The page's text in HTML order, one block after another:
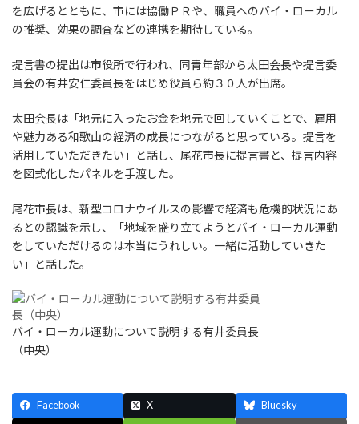
を広げるとともに、市には協働ＰＲや、職員へのバイ・ローカル
の推奨、効果の調査などの連携を期待している。
提言書の提出は市役所で行われ、同青年部から太田会長や提言委
員会の有井安仁委員長をはじめ役員ら約３０人が出席。
太田会長は「地元に入ったお金を地元で回していくことで、雇用
や魅力ある和歌山の経済の成長につながると思っている。提言を
活用していただきたい」と話し、尾花市長に提言書と、提言内容
を図式化したパネルを手渡した。
尾花市長は、新型コロナウイルスの影響で経済も危機的状況にあ
るとの認識を示し、「地域を盛り立てようとバイ・ローカル運動
をしていただけるのは本当にうれしい。一緒に活動していきた
い」と話した。
バイ・ローカル運動について説明する有井委員長
（中央）
Facebook X Bluesky